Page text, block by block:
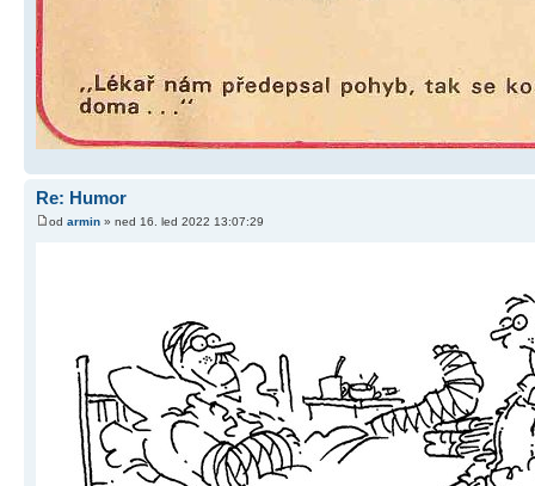
Re: Humor
od armin » ned 16. led 2022 13:07:29